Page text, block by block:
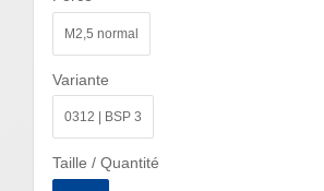
M2,5 normal
Variante
0312 | BSP 3
Taille / Quantité